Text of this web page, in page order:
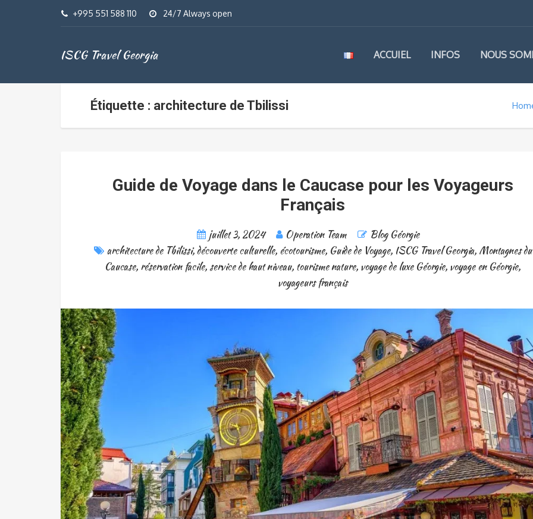
+995 551 588 110 24/7 Always open
ISCG Travel Georgia ACCUIEL INFOS NOUS
Étiquette : architecture de Tbilissi
Guide de Voyage dans le Caucase pour les Voyageurs
Français
juillet 3, 2024 Operation Team
Blog Géorgie
architecture de Tbilissi,découverte culturelle, écotourisme, Guide de Voyage, ISCG Travel Georgia, Montagnes du
Caucase, réservation facile, service de haut niveau, tourisme nature, voyage de luxe Géorgie, voyage en Géorgie,
voyageurs français